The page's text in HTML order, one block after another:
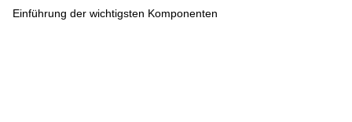
Einführung der wichtigsten Komponenten